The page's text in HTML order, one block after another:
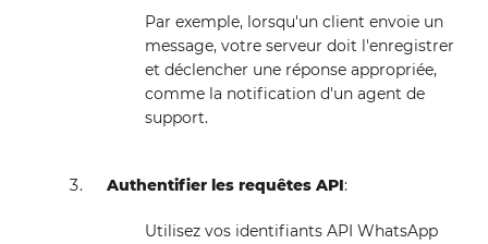
Par exemple, lorsqu'un client envoie un
message, votre serveur doit l'enregistrer
et déclencher une réponse appropriée,
comme la notification d'un agent de
support.
Authentifier les requêtes API:
Utilisez vos identifiants API WhatsApp